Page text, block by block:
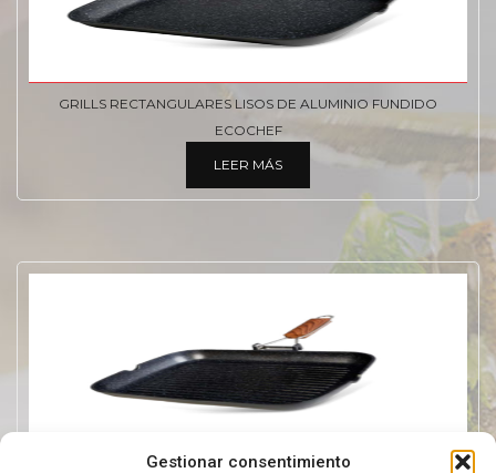
Gestionar consentimiento
GRILLS RECTANGULARES LISOS DE ALUMINIO FUNDIDO
ECOCHEF
LEER MÁS